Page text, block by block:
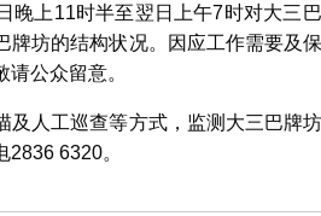
晚上11时半至翌日上午7时对大三
牌坊的结构状况。因应工作需要及
公众留意。
及人工巡查等方式，监测大三巴牌
6320。